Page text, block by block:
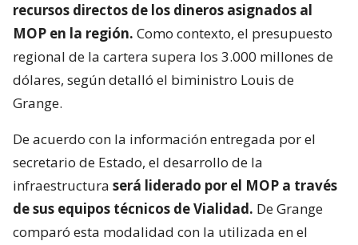
recursos directos de los dineros asignados al
MOP en la región. Como contexto, el presupuesto
regional de la cartera supera los 3.000 millones de
dólares, según detalló el biministro Louis de
Grange.
De acuerdo con la información entregada por el
secretario de Estado, el desarrollo de la
infraestructura será liderado por el MOP a través
de sus equipos técnicos de Vialidad. De Grange
comparó esta modalidad con la utilizada en el